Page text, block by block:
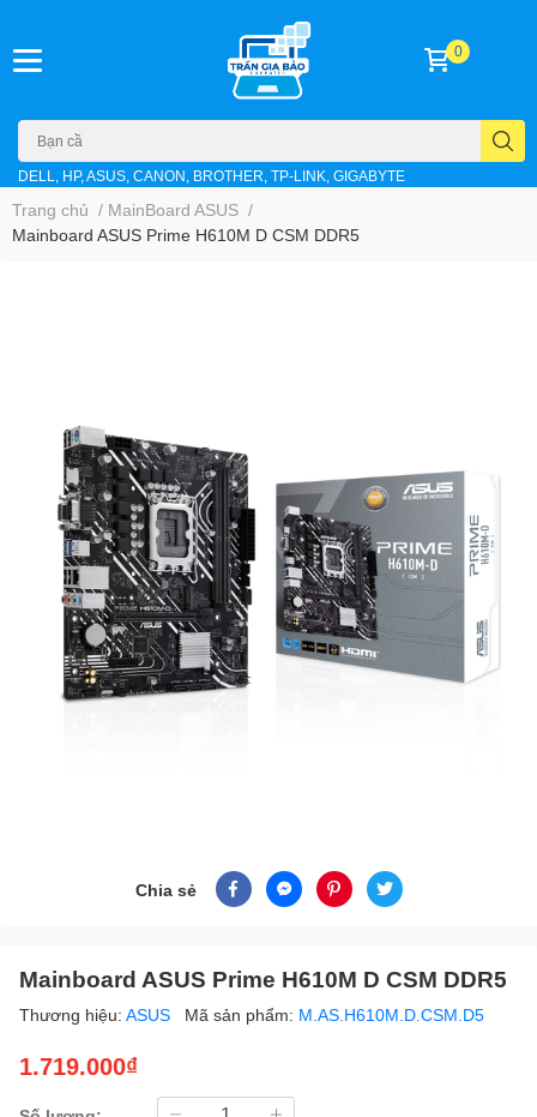
DELL, HP, ASUS, CANON, BROTHER, TP-LINK, GIGABYTE
0
Trang chủ / MainBoard ASUS /
Mainboard ASUS Prime H610M D CSM DDR5
Chia sẻ
Mainboard ASUS Prime H610M D CSM DDR5
Thương hiệu: ASUS Mã sản phẩm: M.AS.H610M.D.CSM.D5
1.719.000₫